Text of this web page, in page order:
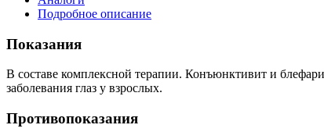
Подробное описание
Показания
В составе комплексной терапии. Конъюнктивит и
заболевания глаз у взрослых.
Противопоказания